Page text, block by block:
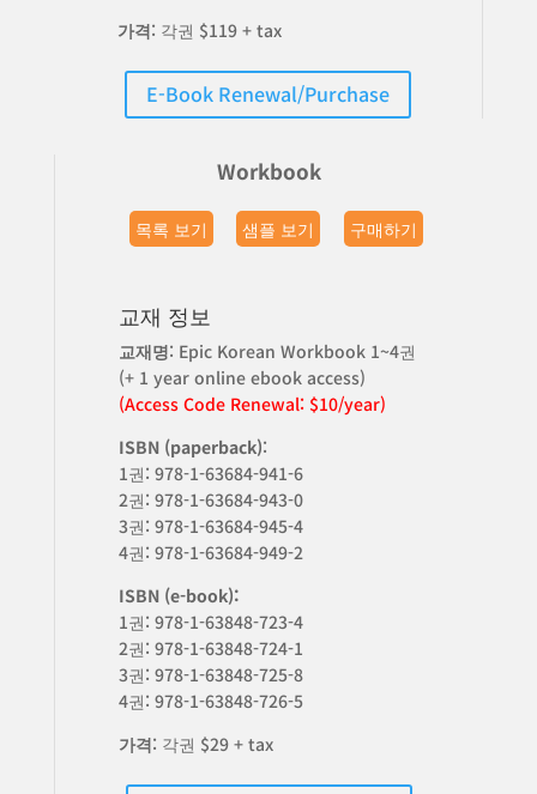
가격: 각권 $119 + tax
E-Book Renewal/Purchase
Workbook
목록 보기 샘플 보기 구매하기
교재 정보
교재명: Epic Korean Workbook 1~4권
(+ 1 year online ebook access)
(Access Code Renewal: $10/year)
ISBN (paperback):
1권: 978-1-63684-941-6
2권: 978-1-63684-943-0
3권: 978-1-63684-945-4
4권: 978-1-63684-949-2
ISBN (e-book):
1권: 978-1-63848-723-4
2권: 978-1-63848-724-1
3권: 978-1-63848-725-8
4권: 978-1-63848-726-5
가격: 각권 $29 + tax